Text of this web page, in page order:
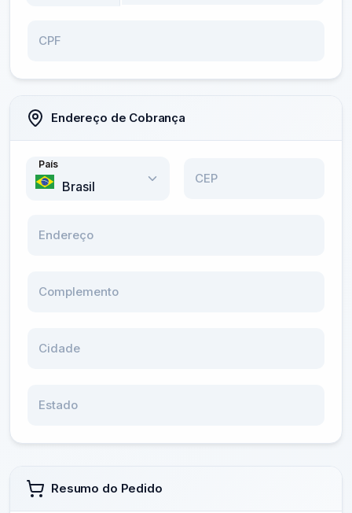
CPF
Endereço de Cobrança
País
CEP
Endereço
Complemento
Cidade
Estado
Resumo do Pedido